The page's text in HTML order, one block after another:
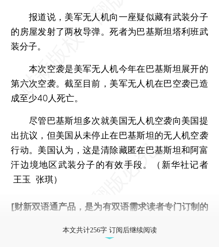
报道说，美军无人机向一座疑似藏有武装分子
的房屋发射了两枚导弹。死者为巴基斯坦塔利班武
装分子。
本次空袭是美军无人机今年在巴基斯坦展开的
第六次空袭。截至目前，美军无人机在巴空袭已造
成至少40人死亡。
尽管巴基斯坦多次就美国无人机空袭向美国提
出抗议，但美国从未停止在巴基斯坦的无人机空袭
行动。美国认为，这是清除藏匿在巴基斯坦和阿富
汗边境地区武装分子的有效手段。（新华社记者
王玉 张琪）
[财新双语通产品，是为有双语需求读者专门订制的
本文共计256字 订阅后继续阅读